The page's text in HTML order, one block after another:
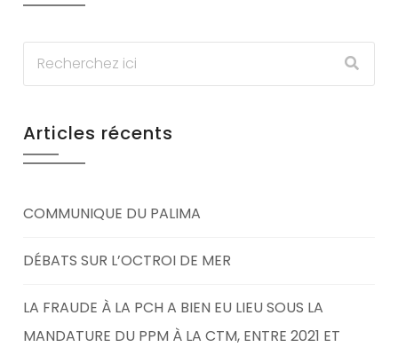
Articles récents
COMMUNIQUE DU PALIMA
DÉBATS SUR L’OCTROI DE MER
LA FRAUDE À LA PCH A BIEN EU LIEU SOUS LA
MANDATURE DU PPM À LA CTM, ENTRE 2021 ET